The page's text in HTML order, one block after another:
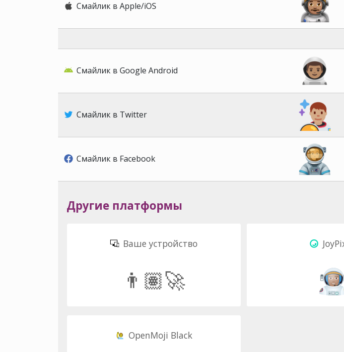
Смайлик в Apple/iOS
Смайлик в Google Android
Смайлик в Twitter
Смайлик в Facebook
Другие платформы
Ваше устройство
👨🏽‍🚀
OpenMoji Black